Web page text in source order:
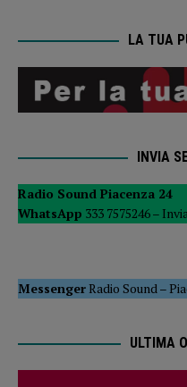
LA TUA
INVIA
Radio Sound Piacenza 24
WhatsApp 333 7575246 – Invia
MessengerRadio Sound –
ULTIMA